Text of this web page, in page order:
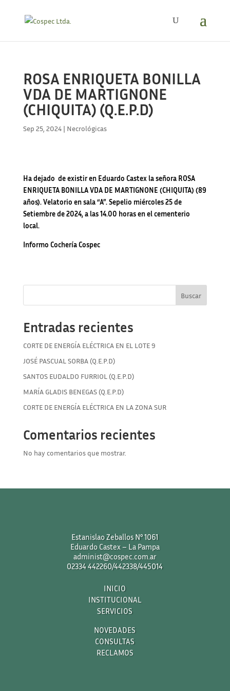
ROSA ENRIQUETA BONILLA
VDA DE MARTIGNONE
(CHIQUITA) (Q.E.P.D)
Sep 25, 2024| Necrológicas
Ha dejado de existir en Eduardo Castex la señora ROSA
ENRIQUETA BONILLA VDA DE MARTIGNONE (CHIQUITA) (89
años). Velatorio en sala “A”. Sepelio miércoles 25 de
Setiembre de 2024, a las 14.00 horas en el cementerio
local.
Informo Cochería Cospec
Buscar
Entradas recientes
CORTE DE ENERGÍA ELÉCTRICA EN EL LOTE 9
JOSÉ PASCUAL SORBA (Q.E.P.D)
SANTOS EUDALDO FURRIOL (Q.E.P.D)
MARÍA GLADIS BENEGAS (Q.E.P.D)
CORTE DE ENERGÍA ELÉCTRICA EN LA ZONA SUR
Comentarios recientes
No hay comentarios que mostrar.
Estanislao Zeballos N° 1061
Eduardo Castex – La Pampa
administ@cospec.com.ar
02334 442260/442338/445014
INICIO
INSTITUCIONAL
SERVICIOS
NOVEDADES
CONSULTAS
RECLAMOS